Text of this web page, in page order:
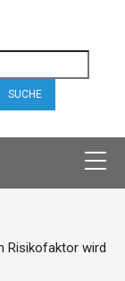
Risikofaktor wird